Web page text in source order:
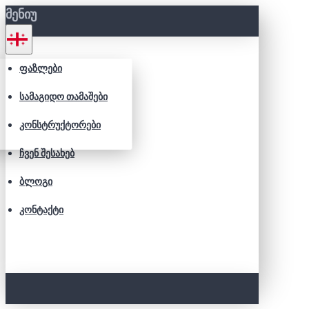
ᲛᲔᲜᲘᲣ
ᲤᲐᲖᲚᲔᲑᲘ
ᲡᲐᲛᲐᲒᲘᲓᲝ ᲗᲐᲛᲐᲨᲔᲑᲘ
ᲙᲝᲜᲡᲢᲠᲣᲥᲢᲝᲠᲔᲑᲘ
ᲩᲕᲔᲜ ᲨᲔᲡᲐᲮᲔᲑ
ᲑᲚᲝᲒᲘ
ᲙᲝᲜᲢᲐᲥᲢᲘ